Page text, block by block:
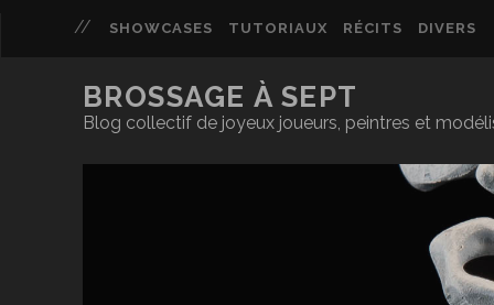
SHOWCASES TUTORIAUX RÉCITS DIVERS
BROSSAGE À SEPT
Blog collectif de joyeux joueurs, peintres et